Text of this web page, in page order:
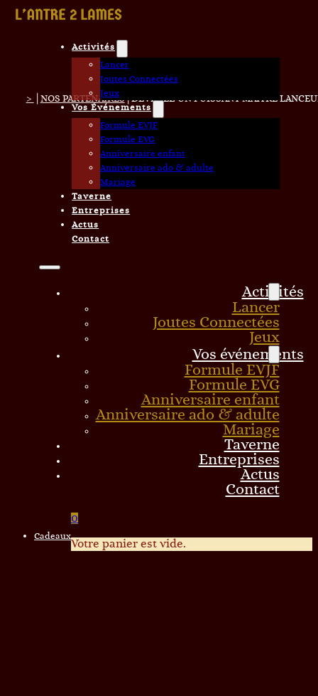
Activités
Lancer
Joutes Connectées
Jeux
Vos Événements
Formule EVJF
Formule EVG
Anniversaire enfant
Anniversaire ado & adulte
Mariage
Taverne
Entreprises
Actus
Contact
Activités
Lancer
Joutes Connectées
Jeux
Vos événements
Formule EVJF
Formule EVG
Anniversaire enfant
Anniversaire ado & adulte
Mariage
Taverne
Entreprises
Actus
Contact
Cadeaux
0
Votre panier est vide.
> NOS PARTENAIRES|DEVENEZ UN PUISSANT MAÎTRE